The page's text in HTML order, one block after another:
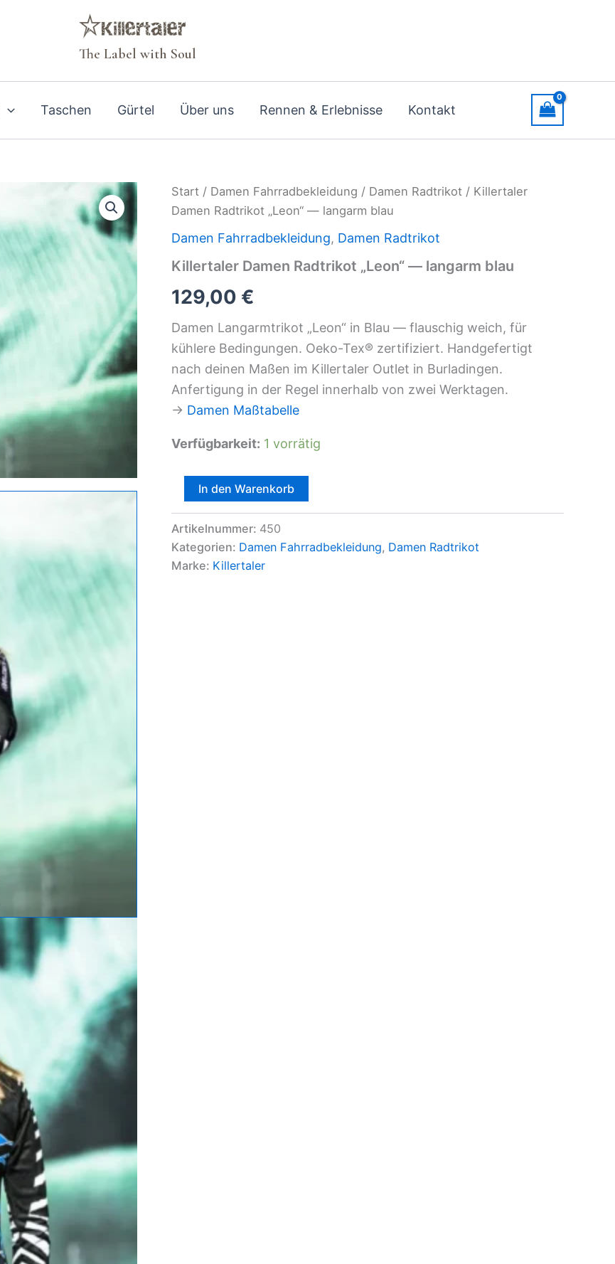
The Label with Soul
Taschen Gürtel Über uns Rennen & Erlebnisse Kontakt
Start / Damen Fahrradbekleidung / Damen Radtrikot / Killertaler
Damen Radtrikot „Leon“ — langarm blau
Damen Fahrradbekleidung, Damen Radtrikot
Killertaler Damen Radtrikot „Leon“ — langarm blau
129,00 €
Damen Langarmtrikot „Leon“ in Blau — flauschig weich, für
kühlere Bedingungen. Oeko-Tex® zertifiziert. Handgefertigt
nach deinen Maßen im Killertaler Outlet in Burladingen.
Anfertigung in der Regel innerhalb von zwei Werktagen.
→ Damen Maßtabelle
Verfügbarkeit: 1 vorrätig
Killertaler
Damen
Radtrikot
"Leon"
langarm
blau
In den Warenkorb
Artikelnummer: 450
Kategorien: Damen Fahrradbekleidung, Damen Radtrikot
Marke: Killertaler